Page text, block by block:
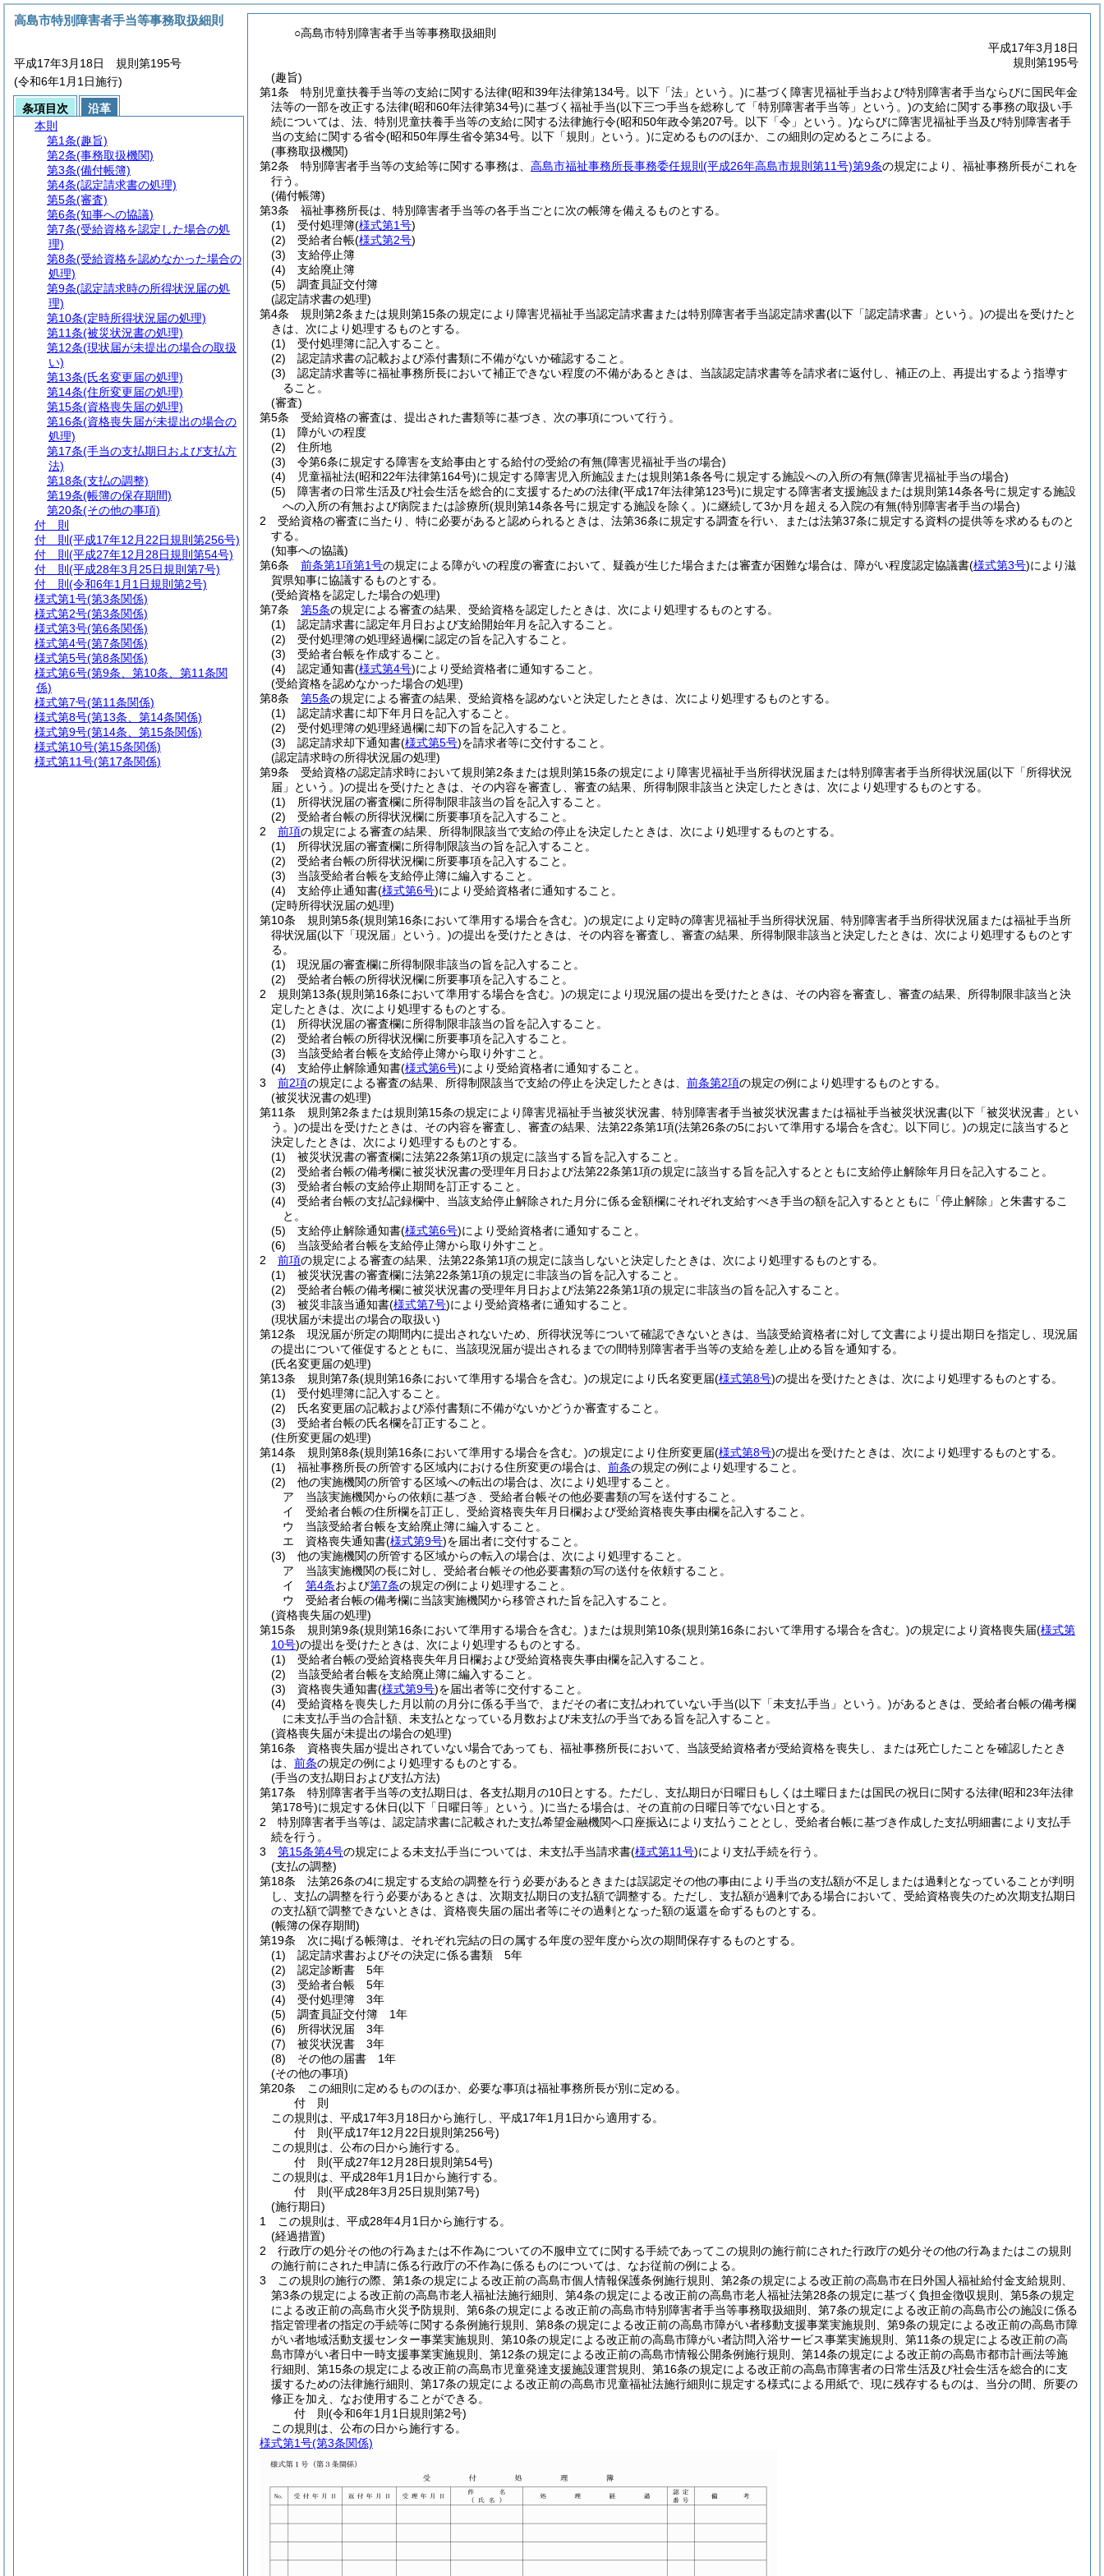
○高島市特別障害者手当等事務取扱細則
平成17年3月18日
規則第195号
(趣旨)
第1条
特別児童扶養手当等の支給に関する法律(昭和39年法律第134号。以下「法」という。)に基づく障害児福祉手当および特別障害者手当ならびに国民年金
法等の一部を改正する法律(昭和60年法律第34号)に基づく福祉手当(以下三つ手当を総称して「特別障害者手当等」という。)の支給に関する事務の取扱い手
続については、法、特別児童扶養手当等の支給に関する法律施行令(昭和50年政令第207号。以下「令」という。)ならびに障害児福祉手当及び特別障害者手
当の支給に関する省令(昭和50年厚生省令第34号。以下「規則」という。)に定めるもののほか、この細則の定めるところによる。
(事務取扱機関)
第2条
特別障害者手当等の支給等に関する事務は、 高島市福祉事務所長事務委任規則 (平成26年高島市規則第11号)第9条の規定により、福祉事務所長がこれを
行う。
(備付帳簿)
第3条
福祉事務所長は、特別障害者手当等の各手当ごとに次の帳簿を備えるものとする。
(1)
受付処理簿(様式第1号)
(2)
受給者台帳(様式第2号)
(3)
支給停止簿
(4)
支給廃止簿
(5)
調査員証交付簿
(認定請求書の処理)
第4条
規則第2条または規則第15条の規定により障害児福祉手当認定請求書または特別障害者手当認定請求書(以下「認定請求書」という。)の提出を受けたと
きは、次により処理するものとする。
(1)
受付処理簿に記入すること。
(2)
認定請求書の記載および添付書類に不備がないか確認すること。
(3)
認定請求書等に福祉事務所長において補正できない程度の不備があるときは、当該認定請求書等を請求者に返付し、補正の上、再提出するよう指導す
ること。
(審査)
第5条
受給資格の審査は、提出された書類等に基づき、次の事項について行う。
(1)
障がいの程度
(2)
住所地
(3)
令第6条に規定する障害を支給事由とする給付の受給の有無(障害児福祉手当の場合)
(4)
児童福祉法(昭和22年法律第164号)に規定する障害児入所施設または規則第1条各号に規定する施設への入所の有無(障害児福祉手当の場合)
(5)
障害者の日常生活及び社会生活を総合的に支援するための法律(平成17年法律第123号)に規定する障害者支援施設または規則第14条各号に規定する施設
への入所の有無および病院または診療所(規則第14条各号に規定する施設を除く。)に継続して3か月を超える入院の有無(特別障害者手当の場合)
2
受給資格の審査に当たり、特に必要があると認められるときは、法第36条に規定する調査を行い、または法第37条に規定する資料の提供等を求めるものと
する。
(知事への協議)
第6条
前条第1項第1号の規定による障がいの程度の審査において、疑義が生じた場合または審査が困難な場合は、障がい程度認定協議書(様式第3号)により滋
賀県知事に協議するものとする。
(受給資格を認定した場合の処理)
第7条
第5条の規定による審査の結果、受給資格を認定したときは、次により処理するものとする。
(1)
認定請求書に認定年月日および支給開始年月を記入すること。
(2)
受付処理簿の処理経過欄に認定の旨を記入すること。
(3)
受給者台帳を作成すること。
(4)
認定通知書(様式第4号)により受給資格者に通知すること。
(受給資格を認めなかった場合の処理)
第8条
第5条の規定による審査の結果、受給資格を認めないと決定したときは、次により処理するものとする。
(1)
認定請求書に却下年月日を記入すること。
(2)
受付処理簿の処理経過欄に却下の旨を記入すること。
(3)
認定請求却下通知書(様式第5号)を請求者等に交付すること。
(認定請求時の所得状況届の処理)
第9条
受給資格の認定請求時において規則第2条または規則第15条の規定により障害児福祉手当所得状況届または特別障害者手当所得状況届(以下「所得状況
届」という。)の提出を受けたときは、その内容を審査し、審査の結果、所得制限非該当と決定したときは、次により処理するものとする。
(1)
所得状況届の審査欄に所得制限非該当の旨を記入すること。
(2)
受給者台帳の所得状況欄に所要事項を記入すること。
2
前項の規定による審査の結果、所得制限該当で支給の停止を決定したときは、次により処理するものとする。
(1)
所得状況届の審査欄に所得制限該当の旨を記入すること。
(2)
受給者台帳の所得状況欄に所要事項を記入すること。
(3)
当該受給者台帳を支給停止簿に編入すること。
(4)
支給停止通知書(様式第6号)により受給資格者に通知すること。
(定時所得状況届の処理)
第10条
規則第5条(規則第16条において準用する場合を含む。)の規定により定時の障害児福祉手当所得状況届、特別障害者手当所得状況届または福祉手当所
得状況届(以下「現況届」という。)の提出を受けたときは、その内容を審査し、審査の結果、所得制限非該当と決定したときは、次により処理するものとす
る。
(1)
現況届の審査欄に所得制限非該当の旨を記入すること。
(2)
受給者台帳の所得状況欄に所要事項を記入すること。
2
規則第13条(規則第16条において準用する場合を含む。)の規定により現況届の提出を受けたときは、その内容を審査し、審査の結果、所得制限非該当と決
定したときは、次により処理するものとする。
(1)
所得状況届の審査欄に所得制限非該当の旨を記入すること。
(2)
受給者台帳の所得状況欄に所要事項を記入すること。
(3)
当該受給者台帳を支給停止簿から取り外すこと。
(4)
支給停止解除通知書(様式第6号)により受給資格者に通知すること。
3
前2項の規定による審査の結果、所得制限該当で支給の停止を決定したときは、 前条第2項の規定の例により処理するものとする。
(被災状況書の処理)
第11条
規則第2条または規則第15条の規定により障害児福祉手当被災状況書、特別障害者手当被災状況書または福祉手当被災状況書(以下「被災状況書」とい
う。)の提出を受けたときは、その内容を審査し、審査の結果、法第22条第1項(法第26条の5において準用する場合を含む。以下同じ。)の規定に該当すると
決定したときは、次により処理するものとする。
(1)
被災状況書の審査欄に法第22条第1項の規定に該当する旨を記入すること。
(2)
受給者台帳の備考欄に被災状況書の受理年月日および法第22条第1項の規定に該当する旨を記入するとともに支給停止解除年月日を記入すること。
(3)
受給者台帳の支給停止期間を訂正すること。
(4)
受給者台帳の支払記録欄中、当該支給停止解除された月分に係る金額欄にそれぞれ支給すべき手当の額を記入するとともに「停止解除」と朱書するこ
と。
(5)
支給停止解除通知書(様式第6号)により受給資格者に通知すること。
(6)
当該受給者台帳を支給停止簿から取り外すこと。
2
前項の規定による審査の結果、法第22条第1項の規定に該当しないと決定したときは、次により処理するものとする。
(1)
被災状況書の審査欄に法第22条第1項の規定に非該当の旨を記入すること。
(2)
受給者台帳の備考欄に被災状況書の受理年月日および法第22条第1項の規定に非該当の旨を記入すること。
(3)
被災非該当通知書(様式第7号)により受給資格者に通知すること。
(現状届が未提出の場合の取扱い)
第12条
現況届が所定の期間内に提出されないため、所得状況等について確認できないときは、当該受給資格者に対して文書により提出期日を指定し、現況届
の提出について催促するとともに、当該現況届が提出されるまでの間特別障害者手当等の支給を差し止める旨を通知する。
(氏名変更届の処理)
第13条
規則第7条(規則第16条において準用する場合を含む。)の規定により氏名変更届(様式第8号)の提出を受けたときは、次により処理するものとする。
(1)
受付処理簿に記入すること。
(2)
氏名変更届の記載および添付書類に不備がないかどうか審査すること。
(3)
受給者台帳の氏名欄を訂正すること。
(住所変更届の処理)
第14条
規則第8条(規則第16条において準用する場合を含む。)の規定により住所変更届(様式第8号)の提出を受けたときは、次により処理するものとする。
(1)
福祉事務所長の所管する区域内における住所変更の場合は、 前条の規定の例により処理すること。
(2)
他の実施機関の所管する区域への転出の場合は、次により処理すること。
ア
当該実施機関からの依頼に基づき、受給者台帳その他必要書類の写を送付すること。
イ
受給者台帳の住所欄を訂正し、受給資格喪失年月日欄および受給資格喪失事由欄を記入すること。
ウ
当該受給者台帳を支給廃止簿に編入すること。
エ
資格喪失通知書(様式第9号)を届出者に交付すること。
(3)
他の実施機関の所管する区域からの転入の場合は、次により処理すること。
ア
当該実施機関の長に対し、受給者台帳その他必要書類の写の送付を依頼すること。
イ
第4条および第7条の規定の例により処理すること。
ウ
受給者台帳の備考欄に当該実施機関から移管された旨を記入すること。
(資格喪失届の処理)
第15条
規則第9条(規則第16条において準用する場合を含む。) または規則第10条(規則第16条において準用する場合を含む。)の規定により資格喪失届(様式第
10号)の提出を受けたときは、次により処理するものとする。
(1)
受給者台帳の受給資格喪失年月日欄および受給資格喪失事由欄を記入すること。
(2)
当該受給者台帳を支給廃止簿に編入すること。
(3)
資格喪失通知書(様式第9号)を届出者等に交付すること。
(4)
受給資格を喪失した月以前の月分に係る手当で、まだその者に支払われていない手当(以下「未支払手当」という。)があるときは、受給者台帳の備考欄
に未支払手当の合計額、未支払となっている月数および未支払の手当である旨を記入すること。
(資格喪失届が未提出の場合の処理)
第16条
資格喪失届が提出されていない場合であっても、福祉事務所長において、当該受給資格者が受給資格を喪失し、または死亡したことを確認したとき
は、 前条の規定の例により処理するものとする。
(手当の支払期日および支払方法)
第17条
特別障害者手当等の支払期日は、各支払期月の10日とする。 ただし、支払期日が日曜日もしくは土曜日または国民の祝日に関する法律(昭和23年法律
第178号)に規定する休日(以下「日曜日等」という。)に当たる場合は、その直前の日曜日等でない日とする。
2
特別障害者手当等は、認定請求書に記載された支払希望金融機関へ口座振込により支払うこととし、受給者台帳に基づき作成した支払明細書により支払手
続を行う。
3
第15条第4号の規定による未支払手当については、未支払手当請求書(様式第11号)により支払手続を行う。
(支払の調整)
第18条
法第26条の4に規定する支給の調整を行う必要があるときまたは誤認定その他の事由により手当の支払額が不足しまたは過剰となっていることが判明
し、支払の調整を行う必要があるときは、次期支払期日の支払額で調整する。 ただし、支払額が過剰である場合において、受給資格喪失のため次期支払期日
の支払額で調整できないときは、資格喪失届の届出者等にその過剰となった額の返還を命ずるものとする。
(帳簿の保存期間)
第19条
次に掲げる帳簿は、それぞれ完結の日の属する年度の翌年度から次の期間保存するものとする。
(1)
認定請求書およびその決定に係る書類 5年
(2)
認定診断書 5年
(3)
受給者台帳 5年
(4)
受付処理簿 3年
(5)
調査員証交付簿 1年
(6)
所得状況届 3年
(7)
被災状況書 3年
(8)
その他の届書 1年
(その他の事項)
第20条
この細則に定めるもののほか、必要な事項は福祉事務所長が別に定める。
付 則
この規則は、平成17年3月18日から施行し、平成17年1月1日から適用する。
付 則(平成17年12月22日規則第256号)
この規則は、公布の日から施行する。
付 則(平成27年12月28日規則第54号)
この規則は、平成28年1月1日から施行する。
付 則(平成28年3月25日規則第7号)
(施行期日)
1
この規則は、平成28年4月1日から施行する。
(経過措置)
2
行政庁の処分その他の行為または不作為についての不服申立てに関する手続であってこの規則の施行前にされた行政庁の処分その他の行為またはこの規則
の施行前にされた申請に係る行政庁の不作為に係るものについては、なお従前の例による。
3
この規則の施行の際、第1条の規定による改正前の高島市個人情報保護条例施行規則、第2条の規定による改正前の高島市在日外国人福祉給付金支給規則、
第3条の規定による改正前の高島市老人福祉法施行細則、第4条の規定による改正前の高島市老人福祉法第28条の規定に基づく負担金徴収規則、第5条の規定
による改正前の高島市火災予防規則、第6条の規定による改正前の高島市特別障害者手当等事務取扱細則、第7条の規定による改正前の高島市公の施設に係る
指定管理者の指定の手続等に関する条例施行規則、第8条の規定による改正前の高島市障がい者移動支援事業実施規則、第9条の規定による改正前の高島市障
がい者地域活動支援センター事業実施規則、第10条の規定による改正前の高島市障がい者訪問入浴サービス事業実施規則、第11条の規定による改正前の高
島市障がい者日中一時支援事業実施規則、第12条の規定による改正前の高島市情報公開条例施行規則、第14条の規定による改正前の高島市都市計画法等施
行細則、第15条の規定による改正前の高島市児童発達支援施設運営規則、第16条の規定による改正前の高島市障害者の日常生活及び社会生活を総合的に支
援するための法律施行細則、第17条の規定による改正前の高島市児童福祉法施行細則に規定する様式による用紙で、現に残存するものは、当分の間、所要の
修正を加え、なお使用することができる。
付 則(令和6年1月1日規則第2号)
この規則は、公布の日から施行する。
様式第1号(第3条関係)
高島市特別障害者手当等事務取扱細則
平成17年3月18日 規則第195号
(令和6年1月1日施行)
条項目次
沿革
本則
第1条(趣旨)
第2条(事務取扱機関)
第3条(備付帳簿)
第4条(認定請求書の処理)
第5条(審査)
第6条(知事への協議)
第7条(受給資格を認定した場合の処
理)
第8条(受給資格を認めなかった場合の
処理)
第9条(認定請求時の所得状況届の処
理)
第10条(定時所得状況届の処理)
第11条(被災状況書の処理)
第12条(現状届が未提出の場合の取扱
い)
第13条(氏名変更届の処理)
第14条(住所変更届の処理)
第15条(資格喪失届の処理)
第16条(資格喪失届が未提出の場合の
処理)
第17条(手当の支払期日および支払方
法)
第18条(支払の調整)
第19条(帳簿の保存期間)
第20条(その他の事項)
付 則
付 則 (平成17年12月22日規則第256号)
付 則 (平成27年12月28日規則第54号)
付 則 (平成28年3月25日規則第7号)
付 則 (令和6年1月1日規則第2号)
様式第1号(第3条関係)
様式第2号(第3条関係)
様式第3号(第6条関係)
様式第4号(第7条関係)
様式第5号(第8条関係)
様式第6号(第9条、第10条、第11条関
係)
様式第7号(第11条関係)
様式第8号(第13条、第14条関係)
様式第9号(第14条、第15条関係)
様式第10号(第15条関係)
様式第11号(第17条関係)